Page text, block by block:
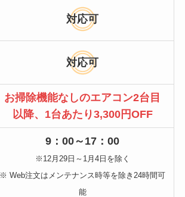
対応可
対応可
お掃除機能なしのエアコン2台目
以降、1台あたり3,300円OFF
9：00～17：00
※12月29日～1月4日を除く
※ Web注文はメンテナンス時等を除き24時間可
能